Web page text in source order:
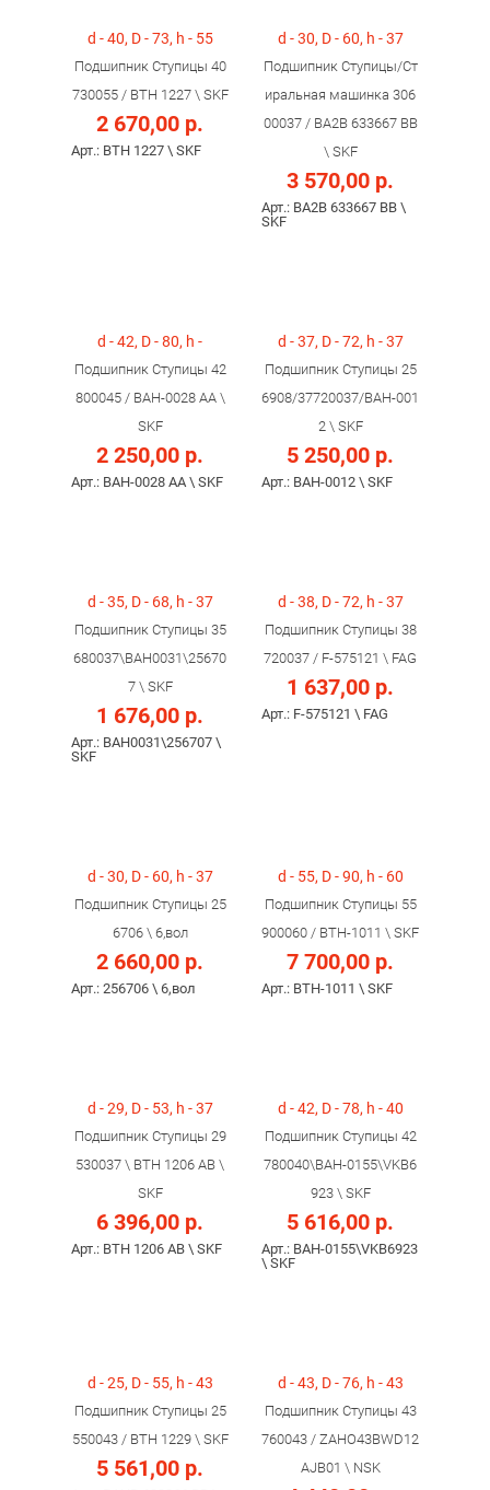
d - 40, D - 73, h - 55
Подшипник Ступицы 40
730055 / BTH 1227 \ SKF
2 670,00 р.
Арт.: BTH 1227 \ SKF
d - 30, D - 60, h - 37
Подшипник Ступицы/Ст
иральная машинка 306
00037 / BA2B 633667 BB
\ SKF
3 570,00 р.
Арт.: BA2B 633667 BB \
SKF
d - 42, D - 80, h -
Подшипник Ступицы 42
800045 / BAH-0028 AA \
SKF
2 250,00 р.
Арт.: BAH-0028 AA \ SKF
d - 37, D - 72, h - 37
Подшипник Ступицы 25
6908/37720037/BAH-001
2 \ SKF
5 250,00 р.
Арт.: BAH-0012 \ SKF
d - 35, D - 68, h - 37
Подшипник Ступицы 35
680037\BAH0031\25670
7 \ SKF
1 676,00 р.
Арт.: BAH0031\256707 \
SKF
d - 38, D - 72, h - 37
Подшипник Ступицы 38
720037 / F-575121 \ FAG
1 637,00 р.
Арт.: F-575121 \ FAG
d - 30, D - 60, h - 37
Подшипник Ступицы 25
6706 \ 6,вол
2 660,00 р.
Арт.: 256706 \ 6,вол
d - 55, D - 90, h - 60
Подшипник Ступицы 55
900060 / BTH-1011 \ SKF
7 700,00 р.
Арт.: ВTH-1011 \ SKF
d - 29, D - 53, h - 37
Подшипник Ступицы 29
530037 \ BTH 1206 AB \
SKF
6 396,00 р.
Арт.: BTH 1206 AB \ SKF
d - 42, D - 78, h - 40
Подшипник Ступицы 42
780040\BAH-0155\VKB6
923 \ SKF
5 616,00 р.
Арт.: BAH-0155\VKB6923
\ SKF
d - 25, D - 55, h - 43
Подшипник Ступицы 25
550043 / BTH 1229 \ SKF
5 561,00 р.
d - 43, D - 76, h - 43
Подшипник Ступицы 43
760043 / ZAHO43BWD12
AJB01 \ NSK